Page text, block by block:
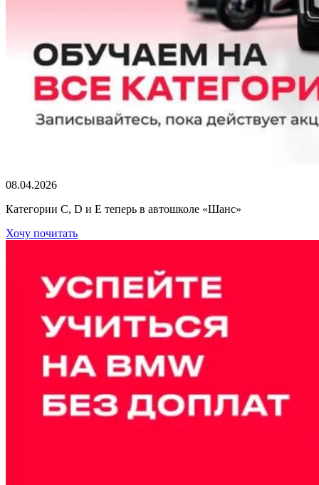
08.04.2026
Категории C, D и E теперь в автошколе «Шанс»
Хочу почитать